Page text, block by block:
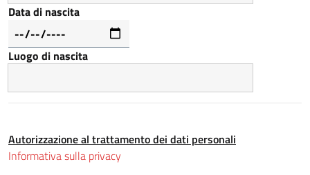
Data di nascita
Luogo di nascita
Autorizzazione al trattamento dei dati personali
Informativa sulla privacy